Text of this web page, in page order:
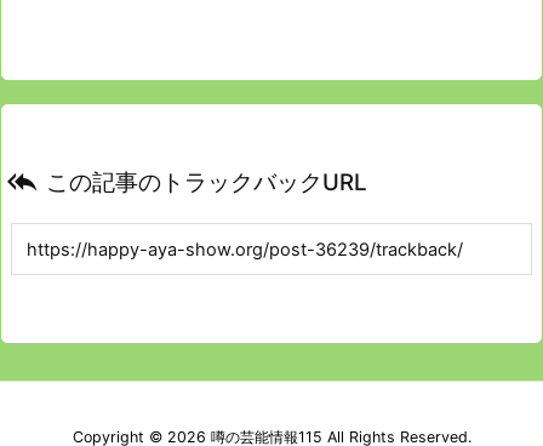
 この記事のトラックバックURL
Copyright © 2026 噂の芸能情報115 All Rights Reserved.